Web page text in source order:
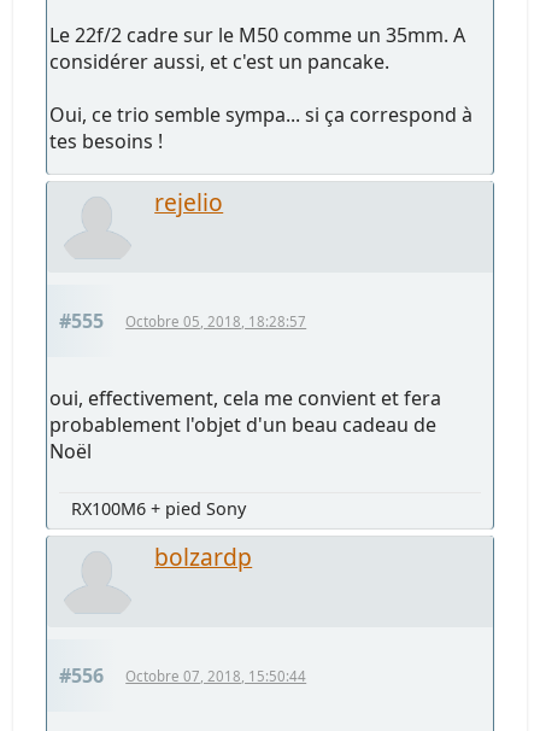
Le 22f/2 cadre sur le M50 comme un 35mm. A
considérer aussi, et c'est un pancake.
Oui, ce trio semble sympa... si ça correspond à
tes besoins !
rejelio
#555 Octobre 05, 2018, 18:28:57
oui, effectivement, cela me convient et fera
probablement l'objet d'un beau cadeau de
Noël
RX100M6 + pied Sony
bolzardp
#556 Octobre 07, 2018, 15:50:44